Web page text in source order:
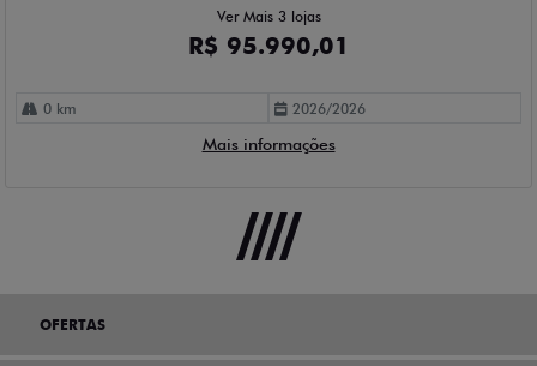
Ver Mais 3 lojas
R$ 95.990,01
0 km 2026/2026
Mais informações
OFERTAS